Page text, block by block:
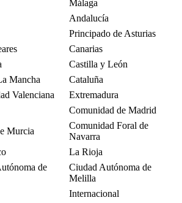
Málaga
Andalucía
Principado de Asturias
Canarias
Castilla y León
Mancha
Cataluña
Valenciana
Extremadura
Comunidad de Madrid
Murcia
Comunidad Foral de
Navarra
La Rioja
de
Ciudad Autónoma de
Melilla
Internacional